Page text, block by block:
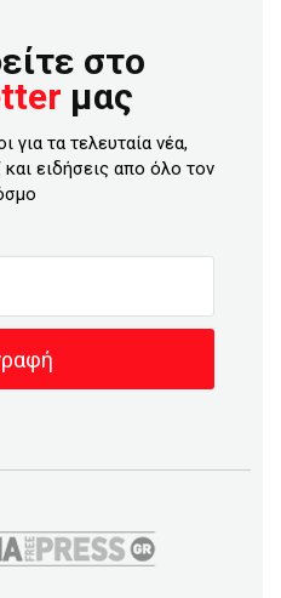
στο
μας
για τα τελευταία νέα,
ειδήσεις απο όλο τον